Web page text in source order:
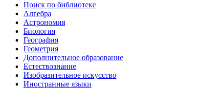
Поиск по библиотеке
Алгебра
Астрономия
Биология
География
Геометрия
Дополнительное образование
Естествознание
Изобразительное искусство
Иностранные языки